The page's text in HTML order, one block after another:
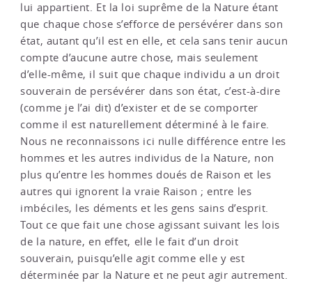
lui appartient. Et la loi suprême de la Nature étant
que chaque chose s’efforce de persévérer dans son
état, autant qu’il est en elle, et cela sans tenir aucun
compte d’aucune autre chose, mais seulement
d’elle-même, il suit que chaque individu a un droit
souverain de persévérer dans son état, c’est-à-dire
(comme je l’ai dit) d’exister et de se comporter
comme il est naturellement déterminé à le faire.
Nous ne reconnaissons ici nulle différence entre les
hommes et les autres individus de la Nature, non
plus qu’entre les hommes doués de Raison et les
autres qui ignorent la vraie Raison ; entre les
imbéciles, les déments et les gens sains d’esprit.
Tout ce que fait une chose agissant suivant les lois
de la nature, en effet, elle le fait d’un droit
souverain, puisqu’elle agit comme elle y est
déterminée par la Nature et ne peut agir autrement.